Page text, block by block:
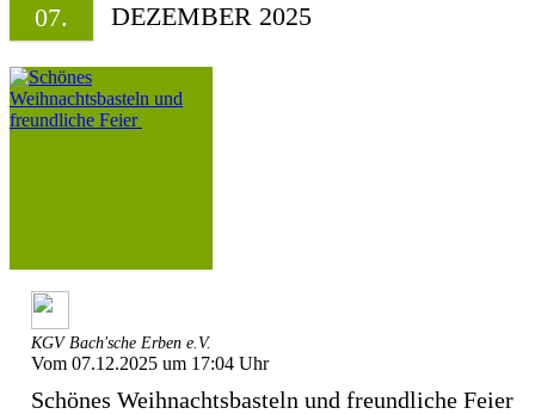
07. DEZEMBER 2025
KGV Bach'sche Erben e.V.
Vom 07.12.2025 um 17:04 Uhr
Schönes Weihnachtsbasteln und freundliche Feier